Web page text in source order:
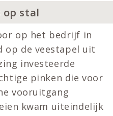
op stal
op het bedrijf in
op de veestapel uit
investeerde
pinken die voor
vooruitgang
kwam uiteindelijk